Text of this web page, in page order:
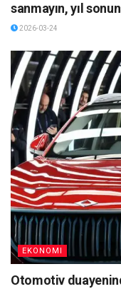
sanmayın, yıl
2026-03-24
EKONOMI
Otomotiv